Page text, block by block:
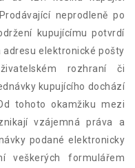
neprodleně po
kupujícímu potvrdí
elektronické pošty
rozhraní či
kupujícího dochází
tohoto okamžiku mezi
vzájemná práva a
podané elektronicky
veškerých formulářem